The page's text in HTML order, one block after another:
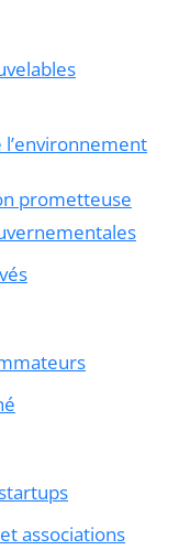
l’environnement
prometteuse
associations